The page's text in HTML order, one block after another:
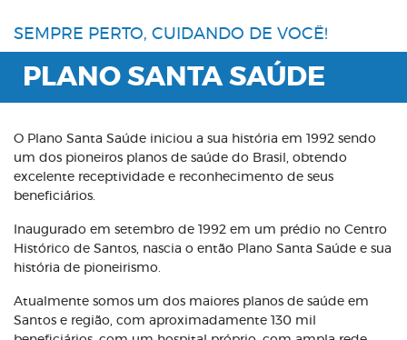
SEMPRE PERTO, CUIDANDO DE VOCÊ!
PLANO SANTA SAÚDE
O Plano Santa Saúde iniciou a sua história em 1992 sendo
um dos pioneiros planos de saúde do Brasil, obtendo
excelente receptividade e reconhecimento de seus
beneficiários.
Inaugurado em setembro de 1992 em um prédio no Centro
Histórico de Santos, nascia o então Plano Santa Saúde e sua
história de pioneirismo.
Atualmente somos um dos maiores planos de saúde em
Santos e região, com aproximadamente 130 mil